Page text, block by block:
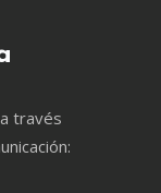
través